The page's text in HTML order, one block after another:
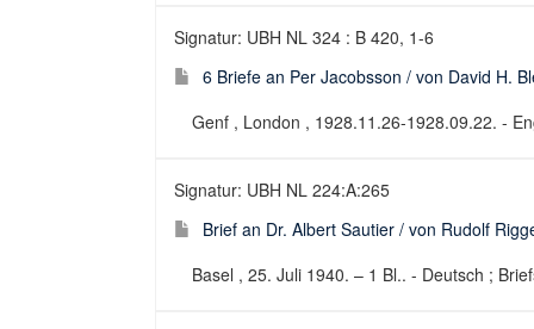
Signatur: UBH NL 324 : B 420, 1-6
6 Briefe an Per Jacobsson / von David H.
Genf , London , 1928.11.26-1928.09.22. -
Signatur: UBH NL 224:A:265
Brief an Dr. Albert Sautier / von Rudolf
Basel , 25. Juli 1940. – 1 Bl.. - Deutsch ;